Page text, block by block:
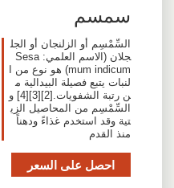
سمسم
السِّمْسِم أو الزلنجان أو الجل
جلان (الاسم العلمي: Sesa
mum indicum) هو نوع من ا
لنبات يتبع فصيلة البيدالية م
ن رتبة الشفويات.[2][3][4] و
السِّمْسِم من المحاصيل الزي
تية وقد استخدم غذاءً ودهناً
منذ القدم
احصل على السعر